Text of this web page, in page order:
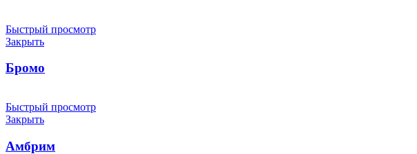
Быстрый просмотр
Закрыть
Бромо
Быстрый просмотр
Закрыть
Амбрим